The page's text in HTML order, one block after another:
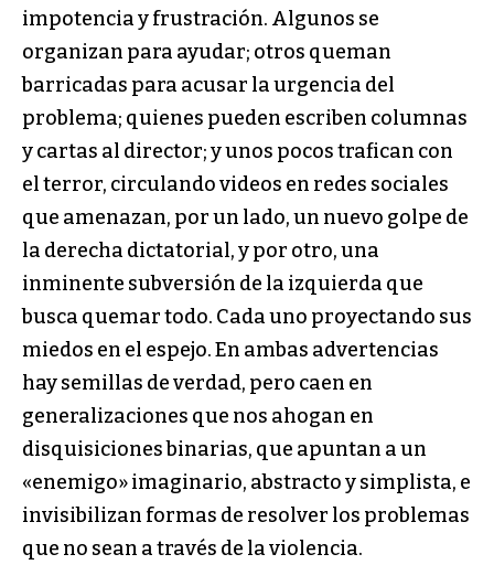
impotencia y frustración. Algunos se
organizan para ayudar; otros queman
barricadas para acusar la urgencia del
problema; quienes pueden escriben columnas
y cartas al director; y unos pocos trafican con
el terror, circulando videos en redes sociales
que amenazan, por un lado, un nuevo golpe de
la derecha dictatorial, y por otro, una
inminente subversión de la izquierda que
busca quemar todo. Cada uno proyectando sus
miedos en el espejo. En ambas advertencias
hay semillas de verdad, pero caen en
generalizaciones que nos ahogan en
disquisiciones binarias, que apuntan a un
«enemigo» imaginario, abstracto y simplista, e
invisibilizan formas de resolver los problemas
que no sean a través de la violencia.